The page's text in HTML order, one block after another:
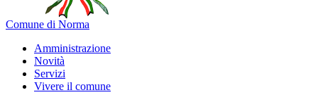
Comune di Norma
Amministrazione
Novità
Servizi
Vivere il comune